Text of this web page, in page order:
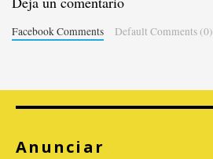
Facebook Comments Default Comments (0)
Anunciar